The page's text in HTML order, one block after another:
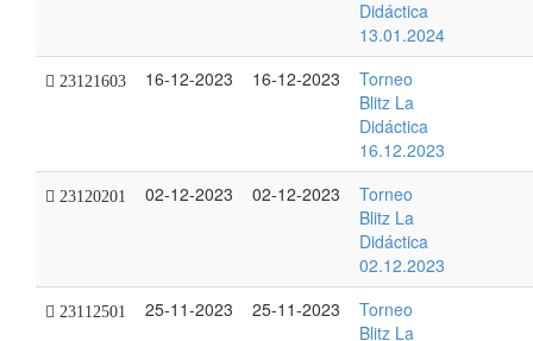
Didáctica
13.01.2024
23121603 16-12-2023 16-12-2023
Torneo
Blitz La
Didáctica
16.12.2023
23120201 02-12-2023 02-12-2023
Torneo
Blitz La
Didáctica
02.12.2023
23112501 25-11-2023 25-11-2023
Torneo
Blitz La